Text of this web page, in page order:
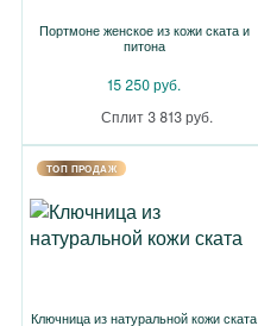
Портмоне женское из кожи ската и
питона
15 250 руб.
Сплит 3 813 руб.
TOП ПРОДАЖ
Ключница из натуральной кожи ската